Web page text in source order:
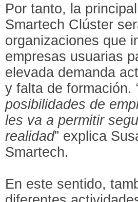
Por tanto, la
Smartech Clúster
organizaciones que
empresas usuarias
elevada demanda
y falta de formación.
posibilidades de
les va a permitir
realidad” explica
Smartech.
En este sentido,